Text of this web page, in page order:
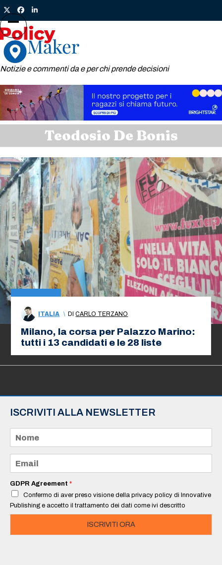
Skip
to
content
TwitterFacebook
LinkedIn
Notizie e commenti da e per chi prende decisioni
Open
mobile
menu
Close
mobile
menu
Teodosio De Bonis
ITALIA \ DICARLO TERZANO
Milano, la corsa per Palazzo Marino:
tutti i 13 candidati e le 28 liste
ISCRIVITI ALLA NEWSLETTER
m
e
a
i
*
GDPR Agreement *
Confermo di aver preso visione della privacy policy di Innovative
Publishing e accetto il trattamento dei dati come ivi descritto
ISCRIVITI ORA